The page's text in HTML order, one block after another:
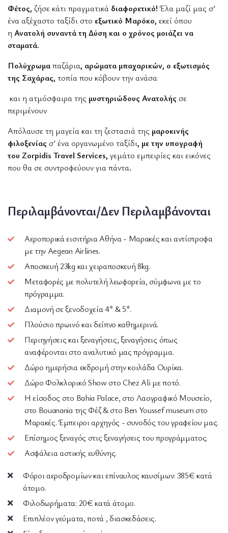
Φέτος, ζήσε κάτι πραγματικά διαφορετικό!Έλα μαζί μας σ’
ένα αξέχαστο ταξίδι στο εξωτικό Μαρόκο, εκεί όπου
η Ανατολή συναντά τη Δύση και ο χρόνος μοιάζει να
σταματά.
Πολύχρωμαπαζάρια, αρώματα μπαχαρικών, ο εξωτισμός
της Σαχάρας, τοπία που κόβουν την ανάσα
και η ατμόσφαιρα της μυστηριώδους Ανατολής σε
περιμένουν
Απόλαυσε τη μαγεία και τη ζεστασιά της μαροκινής
φιλοξενίας σ’ ένα οργανωμένο ταξίδι, με την υπογραφή
του Zorpidis TravelServices, γεμάτο εμπειρίες και εικόνες
που θα σε συντροφεύουν για πάντα.
Περιλαμβάνονται/Δεν Περιλαμβάνονται
Αεροπορικά εισιτήρια Αθήνα - Μαρακές και αντίστροφα
με την Aegean Airlines.
Αποσκευή 23kg και χειραποσκευή 8kg.
Μεταφορές με πολυτελή λεωφορεία, σύμφωνα με το
πρόγραμμα.
Διαμονή σε ξενοδοχεία 4* & 5*.
Πλούσιο πρωινό και δείπνο καθημερινά.
Περιηγήσεις και ξεναγήσεις, ξεναγήσεις όπως
αναφέρονται στο αναλυτικό μας πρόγραμμα.
Δώρο ημερήσια εκδρομή στην κοιλάδα Ουρίκα.
Δώρο Φολκλορικό Show στο Chez Ali με ποτό.
H είσοδος στο Bahia Palace, στο Λαογραφικό Μουσείο,
στο Bouanania της Φέζ & στο Ben Youssef museum στο
Μαρακές. Έμπειροι αρχηγός - συνοδός του γραφείου μας.
Επίσημος ξεναγός στις ξεναγήσεις του προγράμματος.
Ασφάλεια αστικής ευθύνης.
Φόροι αεροδρομίων και επίναυλος καυσίμων: 385€ κατά
άτομο.
Φιλοδωρήματα: 20€ κατά άτομο.
Επιπλέον γεύματα, ποτά , διασκεδάσεις.